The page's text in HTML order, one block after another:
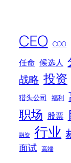
CEO COO
任命 候选人
战略 投资
猎头公司 福利
职场 股票
融资 行业
面试 高端